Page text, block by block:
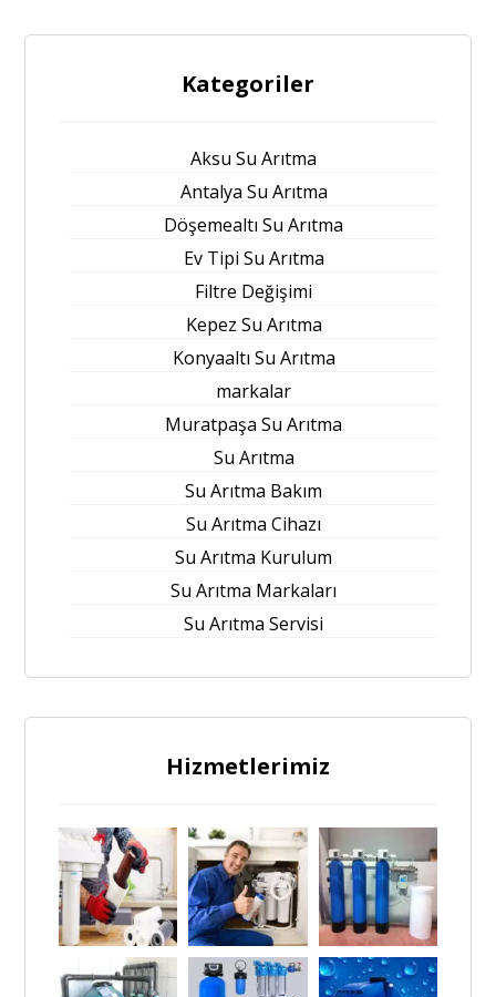
Kategoriler
Aksu Su Arıtma
Antalya Su Arıtma
Döşemealtı Su Arıtma
Ev Tipi Su Arıtma
Filtre Değişimi
Kepez Su Arıtma
Konyaaltı Su Arıtma
markalar
Muratpaşa Su Arıtma
Su Arıtma
Su Arıtma Bakım
Su Arıtma Cihazı
Su Arıtma Kurulum
Su Arıtma Markaları
Su Arıtma Servisi
Hizmetlerimiz